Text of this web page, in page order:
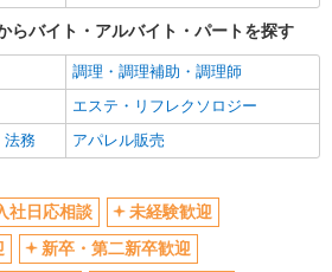
シニア（60代～）活躍中
ボーナス・賞与あり
完全週休2日制
禁煙・分煙
車通勤OK
交通費支給
産休・育休取得実績あり
らバイト・アルバイト・パートを探す
調理・調理補助・調理師
エステ・リフレクソロジー
法務
アパレル販売
社日応相談
未経験歓迎
新卒・第二新卒歓迎